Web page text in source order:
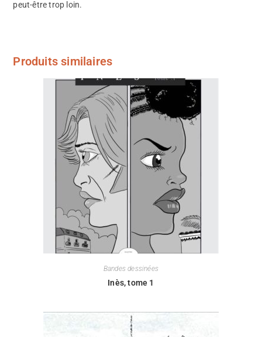
peut-être trop loin.
Produits similaires
Bandes dessinées
Inès, tome 1